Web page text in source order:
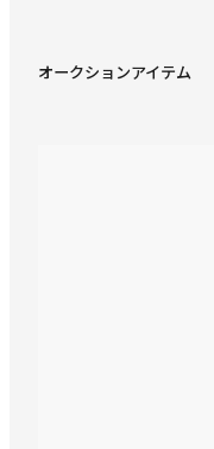
オークションアイテム